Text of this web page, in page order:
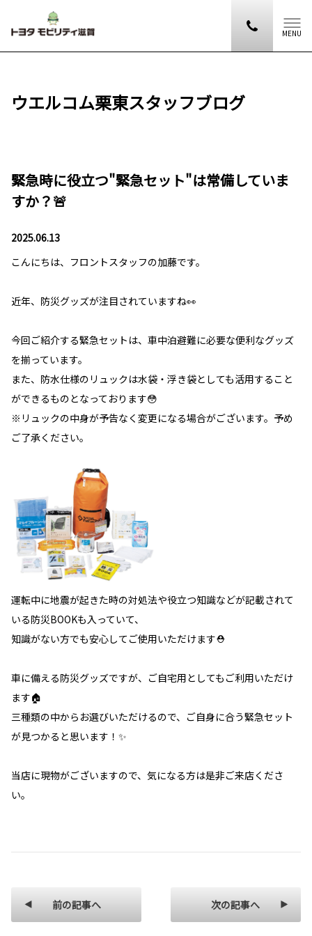
MENU
ウエルコム栗東スタッフブログ
緊急時に役立つ"緊急セット"は常備していま
すか？🚨
2025.06.13
こんにちは、フロントスタッフの加藤です。
近年、防災グッズが注目されていますね👀
今回ご紹介する緊急セットは、車中泊避難に必要な便利なグッズ
を揃っています。
また、防水仕様のリュックは水袋・浮き袋としても活用すること
ができるものとなっております😳
※リュックの中身が予告なく変更になる場合がございます。予め
ご了承ください。
運転中に地震が起きた時の対処法や役立つ知識などが記載されて
いる防災BOOKも入っていて、
知識がない方でも安心してご使用いただけます⛑
車に備える防災グッズですが、ご自宅用としてもご利用いただけ
ます🏠
三種類の中からお選びいただけるので、ご自身に合う緊急セット
が見つかると思います！✨
当店に現物がございますので、気になる方は是非ご来店くださ
い。
前の記事へ 次の記事へ